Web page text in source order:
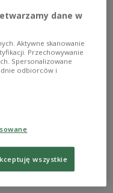
- swoją pracę w
Jagielski.
PAP
dane w
Aktywne skanowanie
Przechowywanie
Spersonalizowane
odbiorców i
wszystkie